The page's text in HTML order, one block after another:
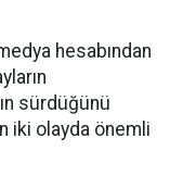
hesabından
sürdüğünü
iki olayda önemli